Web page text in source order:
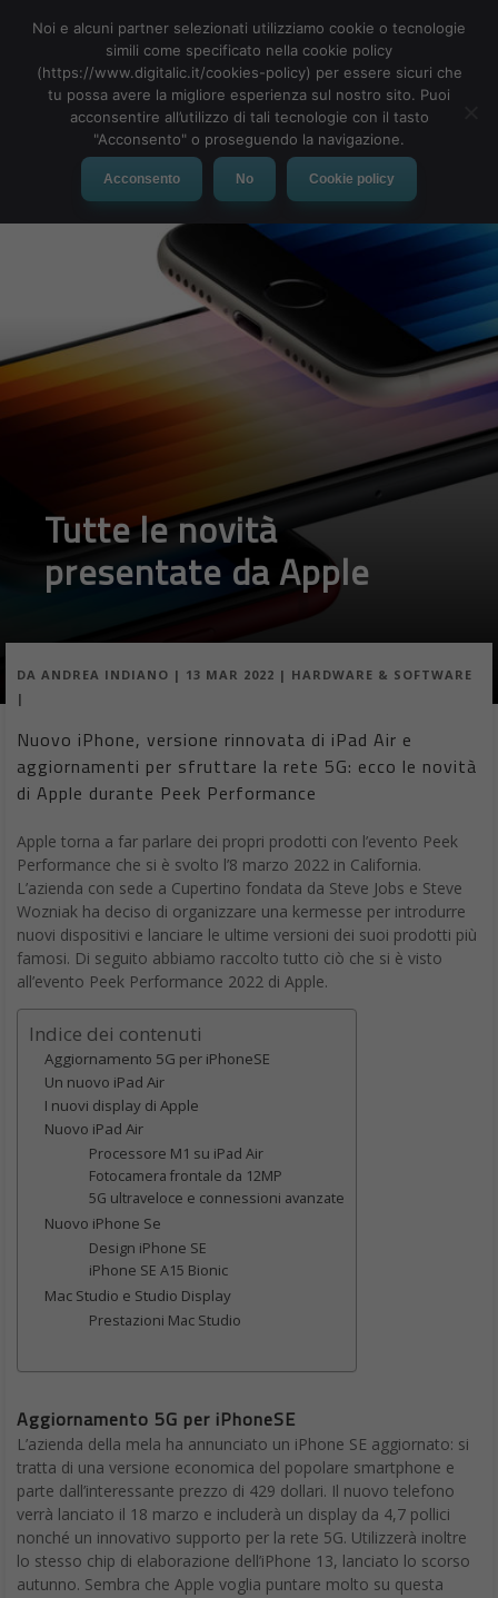
MENU
Tutte le novità
presentate da Apple
DA ANDREA INDIANO | 13 MAR 2022 | HARDWARE & SOFTWARE
|
Nuovo iPhone, versione rinnovata di iPad Air e
aggiornamenti per sfruttare la rete 5G: ecco le novità
di Apple durante Peek Performance
Apple torna a far parlare dei propri prodotti con l’evento Peek
Performance che si è svolto l’8 marzo 2022 in California.
L’azienda con sede a Cupertino fondata da Steve Jobs e Steve
Wozniak ha deciso di organizzare una kermesse per introdurre
nuovi dispositivi e lanciare le ultime versioni dei suoi prodotti più
famosi. Di seguito abbiamo raccolto tutto ciò che si è visto
all’evento Peek Performance 2022 di Apple.
Indice dei contenuti
Aggiornamento 5G per iPhoneSE
Un nuovo iPad Air
I nuovi display di Apple
Nuovo iPad Air
Processore M1 su iPad Air
Fotocamera frontale da 12MP
5G ultraveloce e connessioni avanzate
Nuovo iPhone Se
Design iPhone SE
iPhone SE A15 Bionic
Mac Studio e Studio Display
Prestazioni Mac Studio
Aggiornamento 5G per iPhoneSE
L’azienda della mela ha annunciato un iPhone SE aggiornato: si
tratta di una versione economica del popolare smartphone e
parte dall’interessante prezzo di 429 dollari. Il nuovo telefono
verrà lanciato il 18 marzo e includerà un display da 4,7 pollici
nonché un innovativo supporto per la rete 5G. Utilizzerà inoltre
lo stesso chip di elaborazione dell’iPhone 13, lanciato lo scorso
autunno. Sembra che Apple voglia puntare molto su questa
Noi e alcuni partner selezionati utilizziamo cookie o tecnologie
simili come specificato nella cookie policy
(https://www.digitalic.it/cookies-policy) per essere sicuri che
tu possa avere la migliore esperienza sul nostro sito. Puoi
acconsentire all’utilizzo di tali tecnologie con il tasto
"Acconsento" o proseguendo la navigazione.
Acconsento No Cookie policy